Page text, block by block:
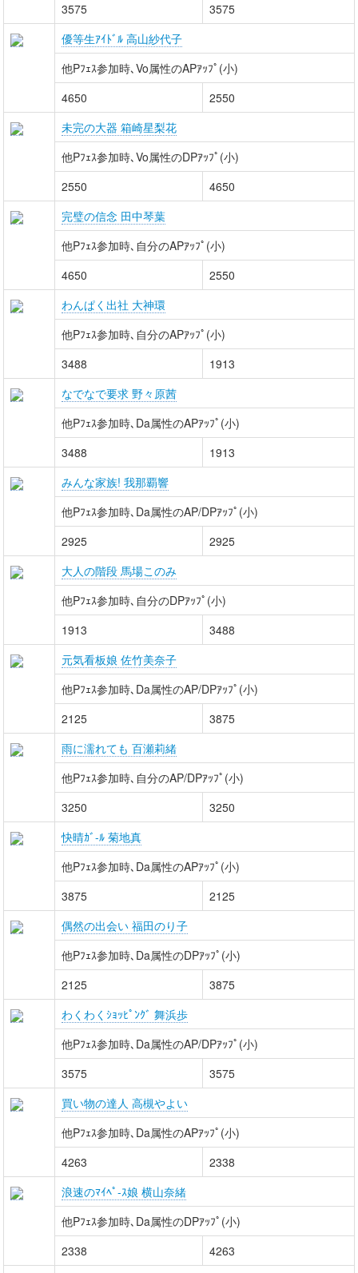
3575
3575
優等生ｱｲﾄﾞﾙ 高山紗代子
他Pﾌｪｽ参加時､Vo属性のAPｱｯﾌﾟ(小)
4650
2550
未完の大器 箱崎星梨花
他Pﾌｪｽ参加時､Vo属性のDPｱｯﾌﾟ(小)
2550
4650
完璧の信念 田中琴葉
他Pﾌｪｽ参加時､自分のAPｱｯﾌﾟ(小)
4650
2550
わんぱく出社 大神環
他Pﾌｪｽ参加時､自分のAPｱｯﾌﾟ(小)
3488
1913
なでなで要求 野々原茜
他Pﾌｪｽ参加時､Da属性のAPｱｯﾌﾟ(小)
3488
1913
みんな家族! 我那覇響
他Pﾌｪｽ参加時､Da属性のAP/DPｱｯﾌﾟ(小)
2925
2925
大人の階段 馬場このみ
他Pﾌｪｽ参加時､自分のDPｱｯﾌﾟ(小)
1913
3488
元気看板娘 佐竹美奈子
他Pﾌｪｽ参加時､Da属性のAP/DPｱｯﾌﾟ(小)
2125
3875
雨に濡れても 百瀬莉緒
他Pﾌｪｽ参加時､自分のAP/DPｱｯﾌﾟ(小)
3250
3250
快晴ｶﾞ-ﾙ 菊地真
他Pﾌｪｽ参加時､Da属性のAPｱｯﾌﾟ(小)
3875
2125
偶然の出会い 福田のり子
他Pﾌｪｽ参加時､Da属性のDPｱｯﾌﾟ(小)
2125
3875
わくわくｼｮｯﾋﾟﾝｸﾞ 舞浜歩
他Pﾌｪｽ参加時､Da属性のAP/DPｱｯﾌﾟ(小)
3575
3575
買い物の達人 高槻やよい
他Pﾌｪｽ参加時､Da属性のAPｱｯﾌﾟ(小)
4263
2338
浪速のﾏｲﾍﾟ-ｽ娘 横山奈緒
他Pﾌｪｽ参加時､Da属性のDPｱｯﾌﾟ(小)
2338
4263